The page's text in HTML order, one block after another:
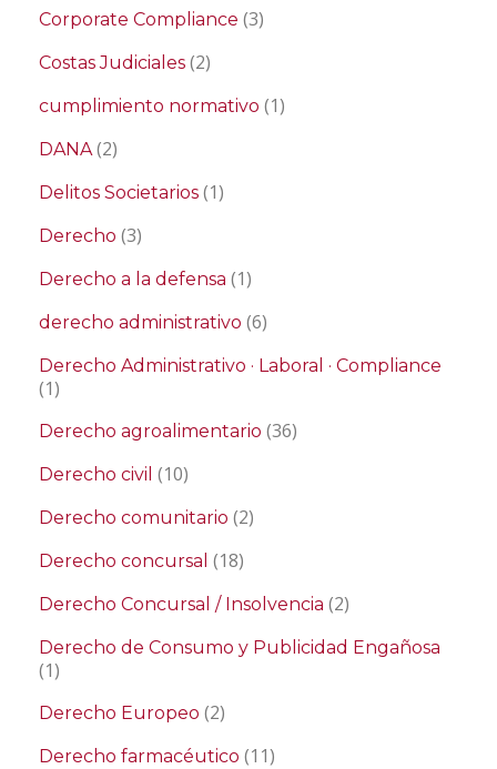
Corporate Compliance (3)
Costas Judiciales (2)
cumplimiento normativo (1)
DANA(2)
Delitos Societarios (1)
Derecho (3)
Derecho a la defensa (1)
derecho administrativo (6)
Derecho Administrativo · Laboral · Compliance
(1)
Derecho agroalimentario (36)
Derecho civil (10)
Derecho comunitario (2)
Derecho concursal (18)
Derecho Concursal / Insolvencia (2)
Derecho de Consumo y Publicidad Engañosa
(1)
Derecho Europeo (2)
Derecho farmacéutico (11)